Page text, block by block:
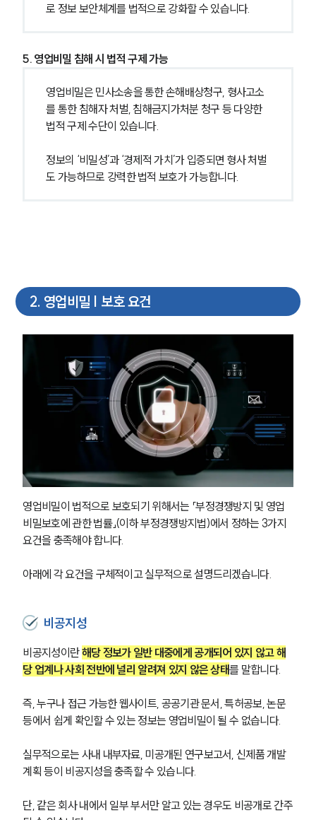
로 정보 보안체계를 법적으로 강화할 수 있습니다.
5. 영업비밀 침해 시 법적 구제 가능
영업비밀은 민사소송을 통한 손해배상청구, 형사고소
를 통한 침해자 처벌, 침해금지가처분 청구 등 다양한
법적 구제 수단이 있습니다.
정보의 ‘비밀성’과 ‘경제적 가치’가 입증되면 형사 처벌
도 가능하므로 강력한 법적 보호가 가능합니다.
2. 영업비밀 | 보호 요건
영업비밀이 법적으로 보호되기 위해서는 「부정경쟁방지 및 영업
비밀보호에 관한 법률」(이하 부정경쟁방지법)에서 정하는 3가지
요건을 충족해야 합니다.
아래에 각 요건을 구체적이고 실무적으로 설명드리겠습니다.
비공지성
비공지성이란 해당 정보가 일반 대중에게 공개되어 있지 않고 해
당 업계나 사회 전반에 널리 알려져 있지 않은 상태를 말합니다.
즉, 누구나 접근 가능한 웹사이트, 공공기관 문서, 특허공보, 논문
등에서 쉽게 확인할 수 있는 정보는 영업비밀이 될 수 없습니다.
실무적으로는 사내 내부자료, 미공개된 연구보고서, 신제품 개발
계획 등이 비공지성을 충족할 수 있습니다.
단, 같은 회사 내에서 일부 부서만 알고 있는 경우도 비공개로 간주